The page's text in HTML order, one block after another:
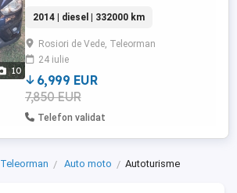
10
2014 | diesel | 332000 km
Rosiori de Vede, Teleorman
24 iulie
6,999 EUR
7,850 EUR
Telefon validat
Teleorman Auto moto Autoturisme